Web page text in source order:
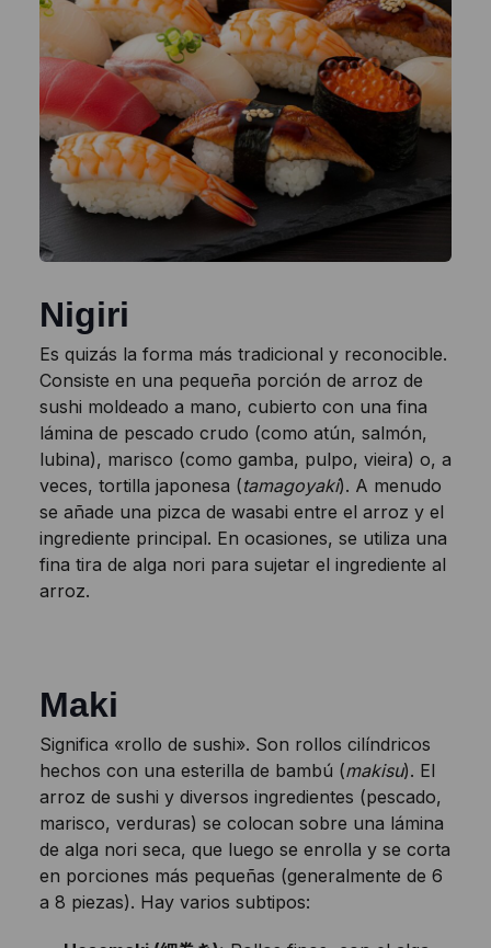
Nigiri
Es quizás la forma más tradicional y reconocible.
Consiste en una pequeña porción de arroz de
sushi moldeado a mano, cubierto con una fina
lámina de pescado crudo (como atún, salmón,
lubina), marisco (como gamba, pulpo, vieira) o, a
veces, tortilla japonesa (tamagoyaki). A menudo
se añade una pizca de wasabi entre el arroz y el
ingrediente principal. En ocasiones, se utiliza una
fina tira de alga nori para sujetar el ingrediente al
arroz.
Maki
Significa «rollo de sushi». Son rollos cilíndricos
hechos con una esterilla de bambú (makisu). El
arroz de sushi y diversos ingredientes (pescado,
marisco, verduras) se colocan sobre una lámina
de alga nori seca, que luego se enrolla y se corta
en porciones más pequeñas (generalmente de 6
a 8 piezas). Hay varios subtipos: